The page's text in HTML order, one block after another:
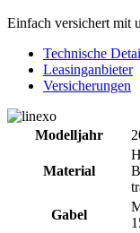
Einfach versichert mit
Technische
Leasinganbieter
Versicherungen
Modelljahr
Material
Gabel